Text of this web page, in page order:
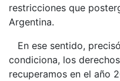
restricciones que
Argentina.
En ese sentido,
condiciona, los
recuperamos en el año